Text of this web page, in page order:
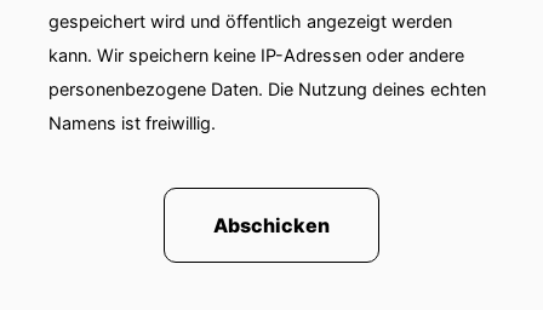
gespeichert wird und öffentlich angezeigt werden
kann. Wir speichern keine IP-Adressen oder andere
personenbezogene Daten. Die Nutzung deines echten
Namens ist freiwillig.
Abschicken